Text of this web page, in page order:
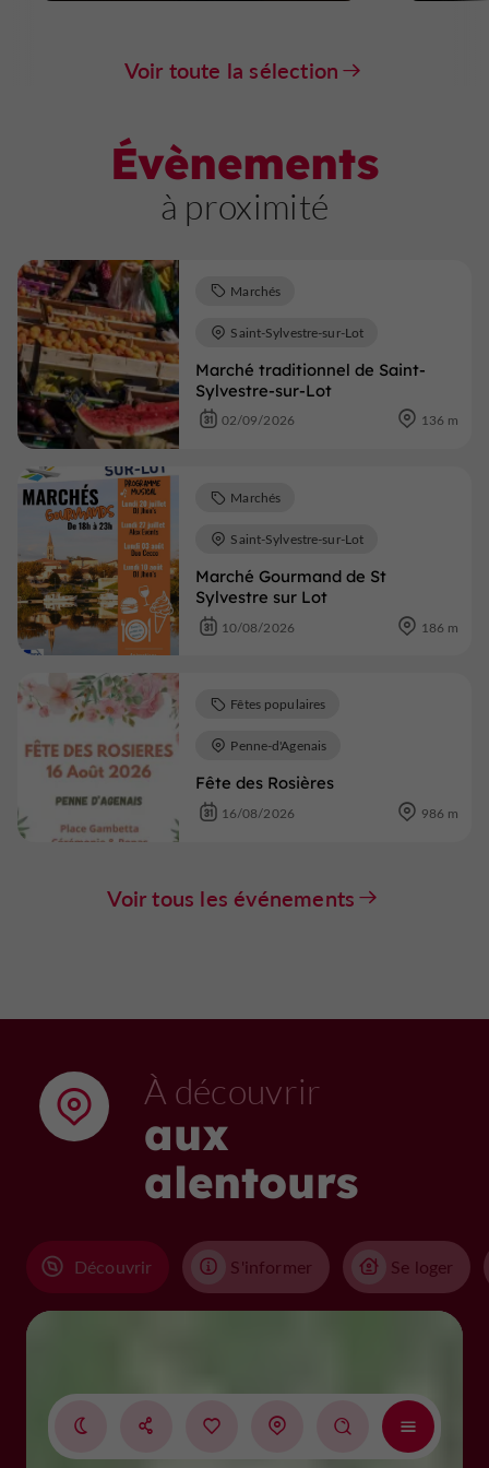
Voir toute la sélection
Évènements
à proximité
Marché traditionnel de Saint-
Sylvestre-sur-Lot
Marchés
Saint-Sylvestre-sur-Lot
02/09/2026 136 m
Marché Gourmand de St
Sylvestre sur Lot
Marchés
Saint-Sylvestre-sur-Lot
10/08/2026 186 m
Fête des Rosières
Fêtes populaires
Penne-d'Agenais
16/08/2026 986 m
Voir tous les événements
À découvrir
aux
alentours
Découvrir S'informer Se loger